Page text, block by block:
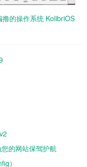
撸的操作系统 KolibriOS
的网站保驾护航
）